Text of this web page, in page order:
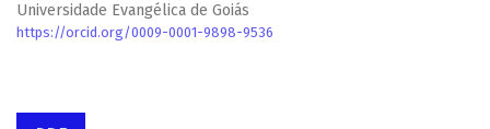
Universidade Evangélica de Goiás
https://orcid.org/0009-0001-9898-9536